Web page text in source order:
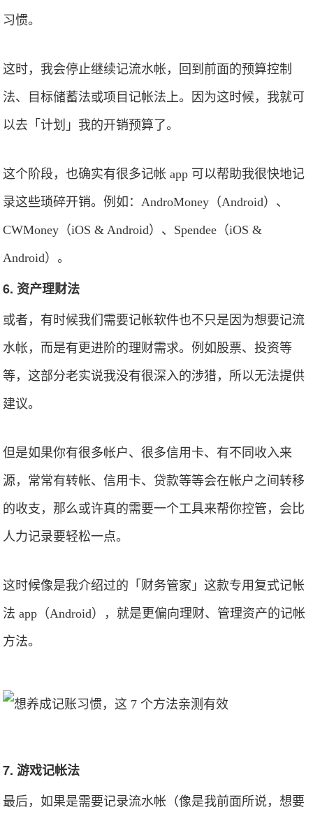
习惯。
这时，我会停止继续记流水帐，回到前面的预算控制
法、目标储蓄法或项目记帐法上。因为这时候，我就可
以去「计划」我的开销预算了。
这个阶段，也确实有很多记帐 app 可以帮助我很快地记
录这些琐碎开销。例如：AndroMoney（Android）、
CWMoney（iOS & Android）、Spendee（iOS &
Android）。
6. 资产理财法
或者，有时候我们需要记帐软件也不只是因为想要记流
水帐，而是有更进阶的理财需求。例如股票、投资等
等，这部分老实说我没有很深入的涉猎，所以无法提供
建议。
但是如果你有很多帐户、很多信用卡、有不同收入来
源，常常有转帐、信用卡、贷款等等会在帐户之间转移
的收支，那么或许真的需要一个工具来帮你控管，会比
人力记录要轻松一点。
这时候像是我介绍过的「财务管家」这款专用复式记帐
法 app（Android），就是更偏向理财、管理资产的记帐
方法。
7. 游戏记帐法
最后，如果是需要记录流水帐（像是我前面所说，想要